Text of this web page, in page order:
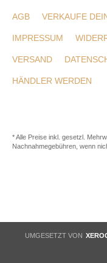
AGB VERKAUFE
IMPRESSUM
VERSAND
HÄNDLER WERDEN
* Alle Preise inkl. gesetzl.
Nachnahmegebühren, wenn
UMGESETZT VON